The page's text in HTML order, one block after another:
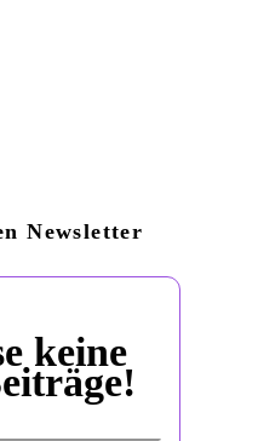
Newsletter
keine